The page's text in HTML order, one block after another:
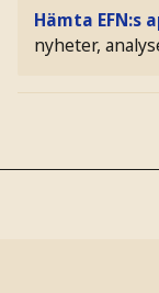
Hämta EFN:s
nyheter,